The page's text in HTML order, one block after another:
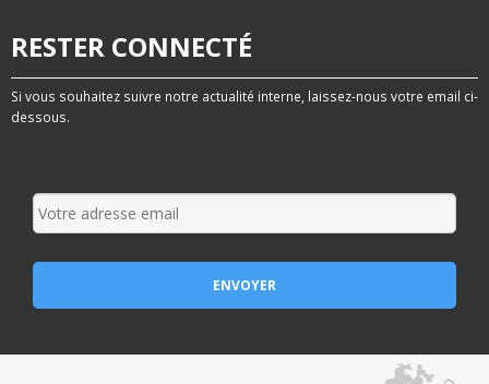
RESTER CONNECTÉ
Si vous souhaitez suivre notre actualité interne, laissez-nous votre email ci-
dessous.